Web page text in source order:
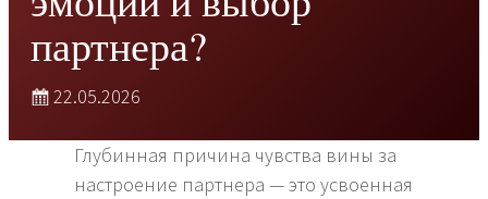
партнера?
22.05.2026
Глубинная причина чувства вины за
настроение партнера — это усвоенная